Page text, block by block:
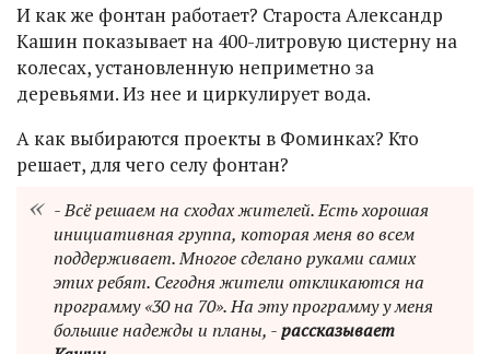
И как же фонтан работает? Староста Александр
Кашин показывает на 400-литровую цистерну на
колесах, установленную неприметно за
деревьями. Из нее и циркулирует вода.
А как выбираются проекты в Фоминках? Кто
решает, для чего селу фонтан?
- Всё решаем на сходах жителей. Есть хорошая
инициативная группа, которая меня во всем
поддерживает. Многое сделано руками самих
этих ребят. Сегодня жители откликаются на
программу «30 на 70». На эту программу у меня
большие надежды и планы, -рассказывает